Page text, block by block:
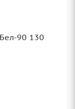
90 130